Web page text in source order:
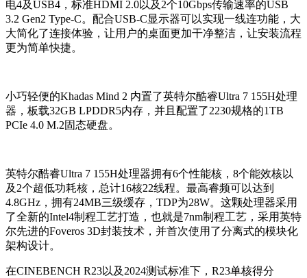
电4及USB4，标准HDMI 2.0以及2个10Gbps传输速率的USB
3.2 Gen2 Type-C。配合USB-C显示器可以实现一线连功能，大
大简化了连接体验，让用户的桌面更加干净整洁，让安装流程
更为简单快捷。
小巧轻便的Khadas Mind 2 内置了英特尔酷睿Ultra 7 155H处理
器，板载32GB LPDDR5内存，并且配置了2230规格的1TB
PCIe 4.0 M.2固态硬盘。
英特尔酷睿Ultra 7 155H处理器拥有6个性能核，8个能效核以
及2个超低功耗核，总计16核22线程。最高睿频可以达到
4.8GHz，拥有24MB三级缓存，TDP为28W。这颗处理器采用
了全新的Intel4制程工艺打造，也就是7nm制程工艺，采用英特
尔先进的Foveros 3D封装技术，并首次使用了分离式的模块化
架构设计。
在CINEBENCH R23以及2024测试标准下，R23单核得分